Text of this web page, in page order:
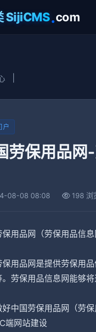
SijiCMS.com
户
劳保用品网
08-08 08:08 198 浏
保用品网（劳保用品信
保用品网是提供劳保用
劳保用品信息网能够
好中国劳保用品网（劳
端网站建设